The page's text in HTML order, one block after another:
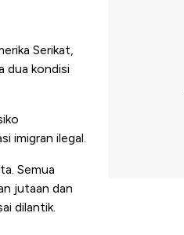
Serikat,
dua kondisi
imigran ilegal.
Semua
jutaan dan
dilantik.